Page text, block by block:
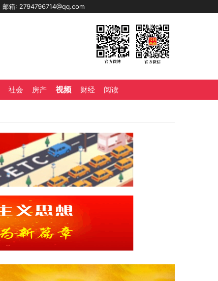
邮箱: 2794796714@qq.com
社会 房产 视频 财经 阅读